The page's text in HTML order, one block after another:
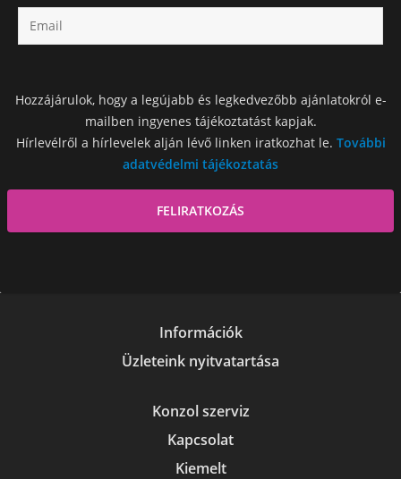
Hozzájárulok, hogy a legújabb és legkedvezőbb ajánlatokról e-
mailben ingyenes tájékoztatást kapjak.
Hírlevélről a hírlevelek alján lévő linken iratkozhat le. További
adatvédelmi tájékoztatás
Információk
Üzleteink nyitvatartása
Konzol szerviz
Kapcsolat
Kiemelt